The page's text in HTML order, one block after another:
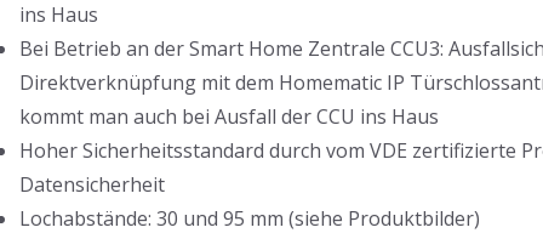
ins Haus
Bei Betrieb an der Smart Home Zentrale CCU3:
Direktverknüpfung mit dem Homematic IP
kommt man auch bei Ausfall der CCU ins Haus
Hoher Sicherheitsstandard durch vom VDE zertifizierte
Datensicherheit
Lochabstände: 30 und 95 mm (siehe Produktbilder)